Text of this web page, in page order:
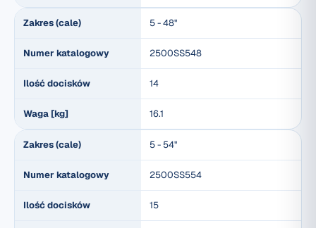
Zakres (cale) 5 - 48"
Numer katalogowy 2500SS548
Ilość docisków 14
Waga [kg] 16.1
Zakres (cale) 5 - 54"
Numer katalogowy 2500SS554
Ilość docisków 15